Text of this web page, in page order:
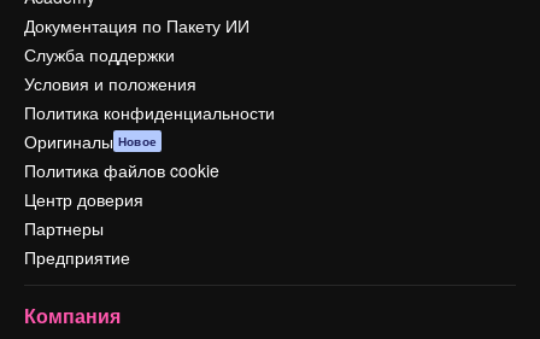
Документация по Пакету ИИ
Служба поддержки
Условия и положения
Политика конфиденциальности
Оригиналы Новое
Политика файлов cookie
Центр доверия
Партнеры
Предприятие
Компания